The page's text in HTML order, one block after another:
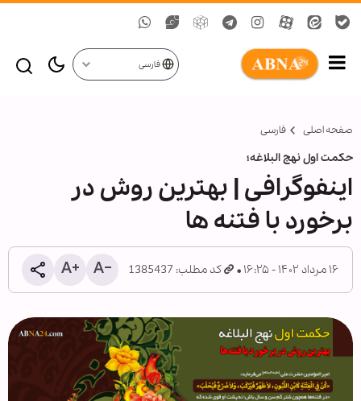
فارسی
صفحه اصلی فارسی
حکمت اول نهج البلاغه؛
اینفوگرافی | بهترین روش در
برخورد با فتنه ها
۱۶ مرداد ۱۴۰۲ - ۱۶:۲۵ کد مطلب: 1385437